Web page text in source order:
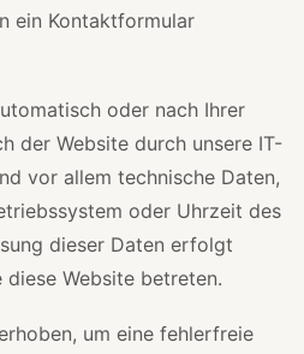
ein Kontaktformular
oder nach Ihrer
der Website durch unsere IT-
vor allem technische Daten,
oder Uhrzeit des
dieser Daten erfolgt
Website betreten.
um eine fehlerfreie